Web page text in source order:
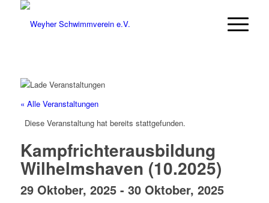
« Alle Veranstaltungen
Diese Veranstaltung hat bereits stattgefunden.
Kampfrichterausbildung
Wilhelmshaven (10.2025)
29 Oktober, 2025- 30 Oktober, 2025